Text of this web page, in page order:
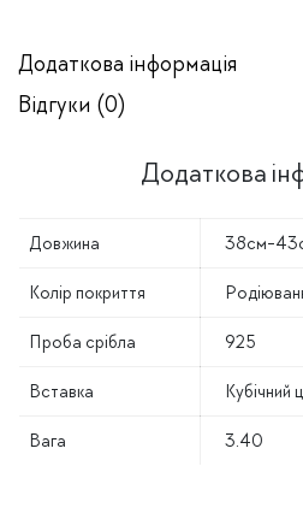
Додаткова інформація
Відгуки (0)
Додаткова
Довжина 38см-
Колір покриття
Проба срібла 925
Вставка Кубічний
Вага 3.40